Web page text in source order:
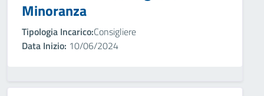
Minoranza
Tipologia Incarico:Consigliere
Data Inizio: 10/06/2024